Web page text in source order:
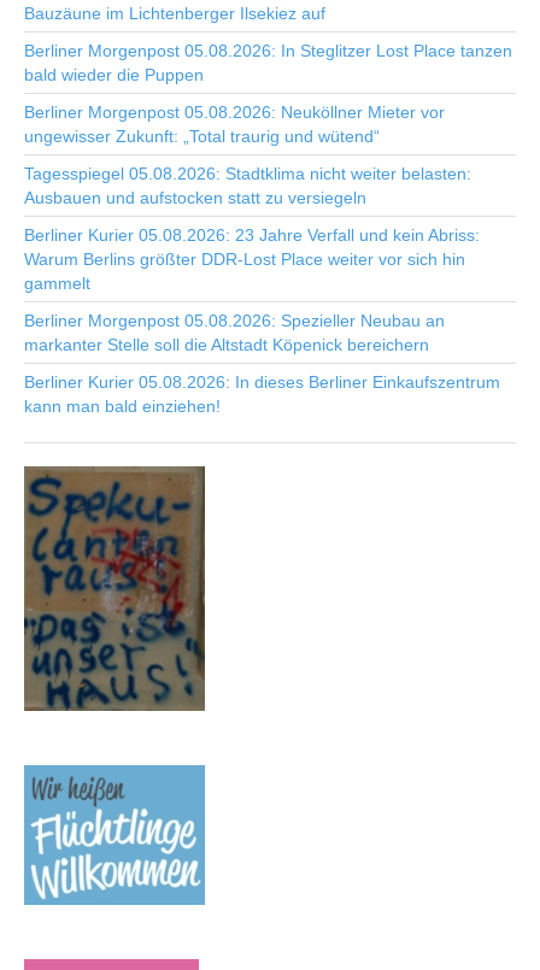
Bauzäune im Lichtenberger Ilsekiez auf
Berliner Morgenpost 05.08.2026: In Steglitzer Lost Place tanzen
bald wieder die Puppen
Berliner Morgenpost 05.08.2026: Neuköllner Mieter vor
ungewisser Zukunft: „Total traurig und wütend“
Tagesspiegel 05.08.2026: Stadtklima nicht weiter belasten:
Ausbauen und aufstocken statt zu versiegeln
Berliner Kurier 05.08.2026: 23 Jahre Verfall und kein Abriss:
Warum Berlins größter DDR-Lost Place weiter vor sich hin
gammelt
Berliner Morgenpost 05.08.2026: Spezieller Neubau an
markanter Stelle soll die Altstadt Köpenick bereichern
Berliner Kurier 05.08.2026: In dieses Berliner Einkaufszentrum
kann man bald einziehen!